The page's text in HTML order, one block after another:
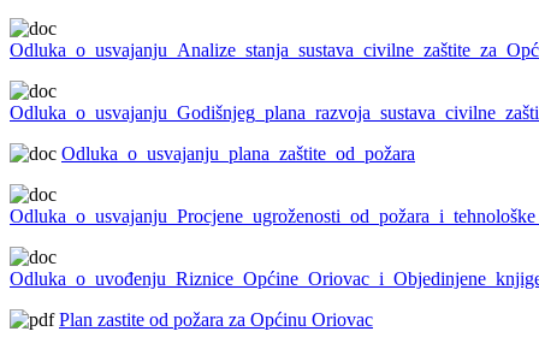
Odluka_o_usvajanju_plana_zaštite_od_požara
Plan zastite od požara za Općinu Oriovac